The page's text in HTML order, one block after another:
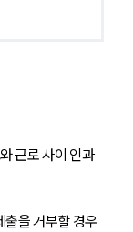
근로 사이 인과
출을 거부할 경우